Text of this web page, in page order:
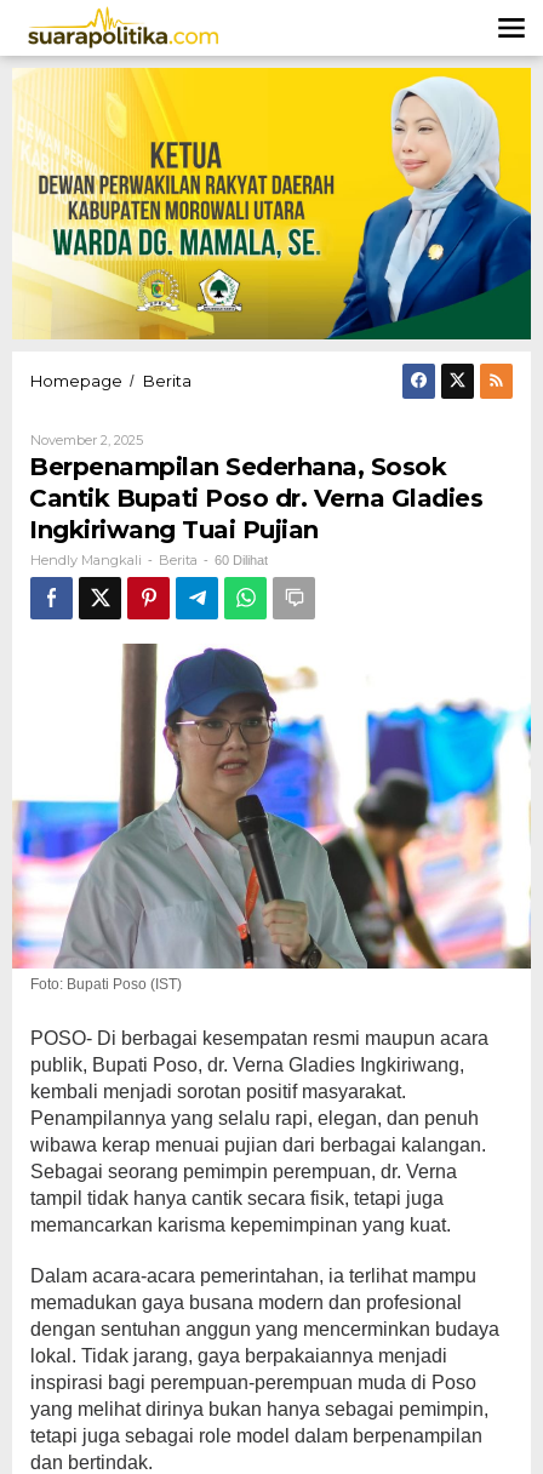
konten
Homepage / Berita
Bupati
Poso
dr.
Verna
Gladies
Ingkiriwang
Tuai
Pujian
November 2, 2025Oleh
Hendly
Mangkali
Berpenampilan Sederhana, Sosok
Cantik Bupati Poso dr. Verna Gladies
Ingkiriwang Tuai Pujian
Hendly Mangkali - Berita - 60 Dilihat
Foto: Bupati Poso (IST)
POSO- Di berbagai kesempatan resmi maupun acara
publik, Bupati Poso, dr. Verna Gladies Ingkiriwang,
kembali menjadi sorotan positif masyarakat.
Penampilannya yang selalu rapi, elegan, dan penuh
wibawa kerap menuai pujian dari berbagai kalangan.
Sebagai seorang pemimpin perempuan, dr. Verna
tampil tidak hanya cantik secara fisik, tetapi juga
memancarkan karisma kepemimpinan yang kuat.
Dalam acara-acara pemerintahan, ia terlihat mampu
memadukan gaya busana modern dan profesional
dengan sentuhan anggun yang mencerminkan budaya
lokal. Tidak jarang, gaya berpakaiannya menjadi
inspirasi bagi perempuan-perempuan muda di Poso
yang melihat dirinya bukan hanya sebagai pemimpin,
tetapi juga sebagai role model dalam berpenampilan
dan bertindak.